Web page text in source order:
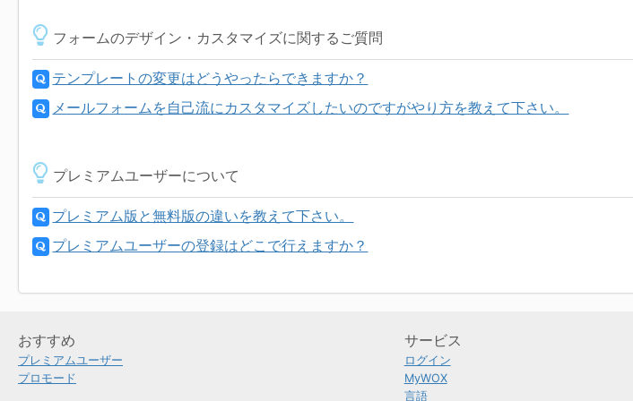
フォームのデザイン・カスタマイズに関するご質問
テンプレートの変更はどうやったらできますか？
メールフォームを自己流にカスタマイズしたいのですがやり方を教えて下さい。
プレミアムユーザーについて
プレミアム版と無料版の違いを教えて下さい。
プレミアムユーザーの登録はどこで行えますか？
おすすめ
プレミアムユーザー
プロモード
サービス
ログイン
MyWOX
言語